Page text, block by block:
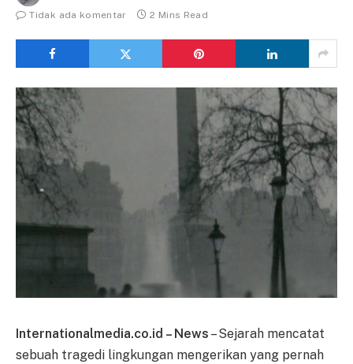
Tidak ada komentar
2 Mins Read
Internationalmedia.co.id – News – Sejarah mencatat
sebuah tragedi lingkungan mengerikan yang pernah